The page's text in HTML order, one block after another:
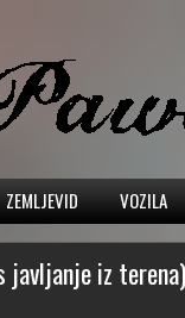
ZEMLJEVID VOZILA
javljanje iz terena)